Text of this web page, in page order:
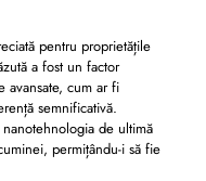
pentru proprietățile
a fost un factor
avansate, cum ar fi
semnificativă.
de ultimă
permițându-i să fie